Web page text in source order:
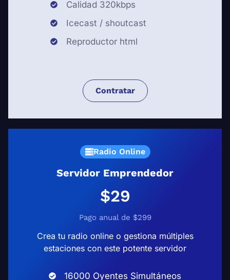
Calidad 320kbps
Icecast / shoutcast
Reproductor html
Contratar
Radio Online
Servidor Emprendedor
$29
Pago anual de $299
Crea tu radio online o gestiona múltiples
estaciones con este potente servidor
16000 Oyentes Simultáneos